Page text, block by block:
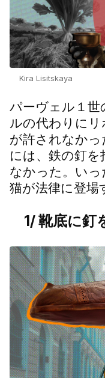
Kira Lisitskaya
パーヴェル１世
ルの代わりに
が許されなか
には、鉄の釘を
なかった。い
猫が法律に登場
1/ 靴底に釘